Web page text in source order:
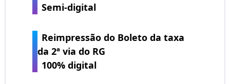
Semi-digital
Reimpressão do Boleto da taxa
da 2ª via do RG
100% digital